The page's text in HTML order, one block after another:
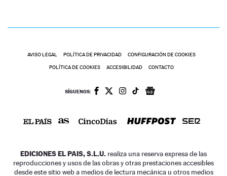
AVISO LEGAL POLÍTICA DE PRIVACIDAD CONFIGURACIÓN DE COOKIES
POLÍTICA DE COOKIES ACCESIBILIDAD CONTACTO
SÍGUENOS:
EDICIONES EL PAIS, S.L.U. realiza una reserva expresa de las
reproducciones y usos de las obras y otras prestaciones accesibles
desde este sitio web a medios de lectura mecánica u otros medios